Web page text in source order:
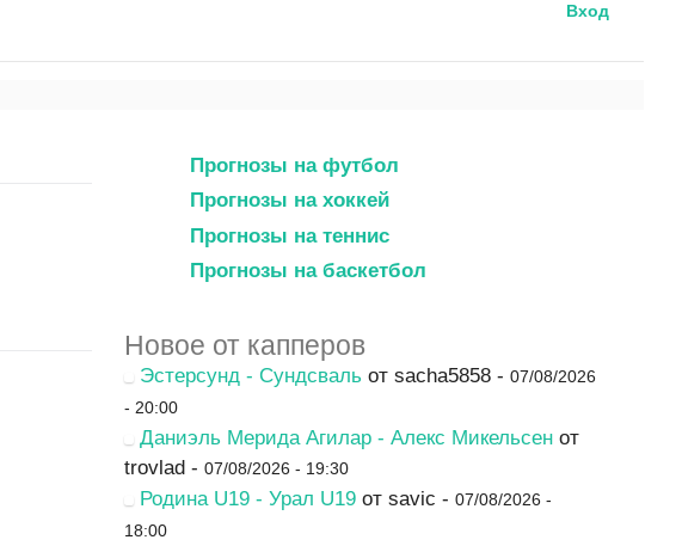
Вход
Прогнозы на футбол
Прогнозы на хоккей
Прогнозы на теннис
Прогнозы на баскетбол
Новое от капперов
Эстерсунд - Сундсваль от sacha5858 - 07/08/2026
- 20:00
Даниэль Мерида Агилар - Алекс Микельсен от
trovlad - 07/08/2026 - 19:30
Родина U19 - Урал U19 от savic - 07/08/2026 -
18:00